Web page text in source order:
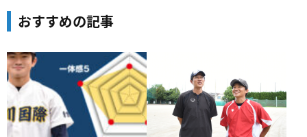
おすすめの記事